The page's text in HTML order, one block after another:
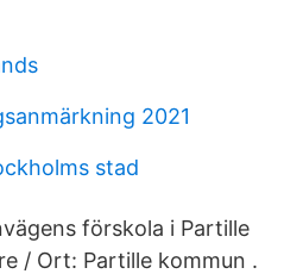
2021
stad
förskola i Partille
/ Ort: Partille kommun .